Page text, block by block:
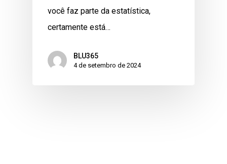
você faz parte da estatística,
certamente está…
BLU365
4 de setembro de 2024